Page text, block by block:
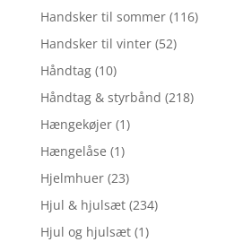
Handsker til sommer (116)
Handsker til vinter (52)
Håndtag (10)
Håndtag & styrbånd (218)
Hængekøjer (1)
Hængelåse (1)
Hjelmhuer (23)
Hjul & hjulsæt (234)
Hjul og hjulsæt (1)